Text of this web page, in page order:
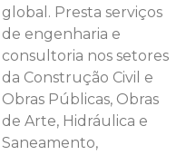
global. Presta serviços
de engenharia e
consultoria nos setores
da Construção Civil e
Obras Públicas, Obras
de Arte, Hidráulica e
Saneamento,